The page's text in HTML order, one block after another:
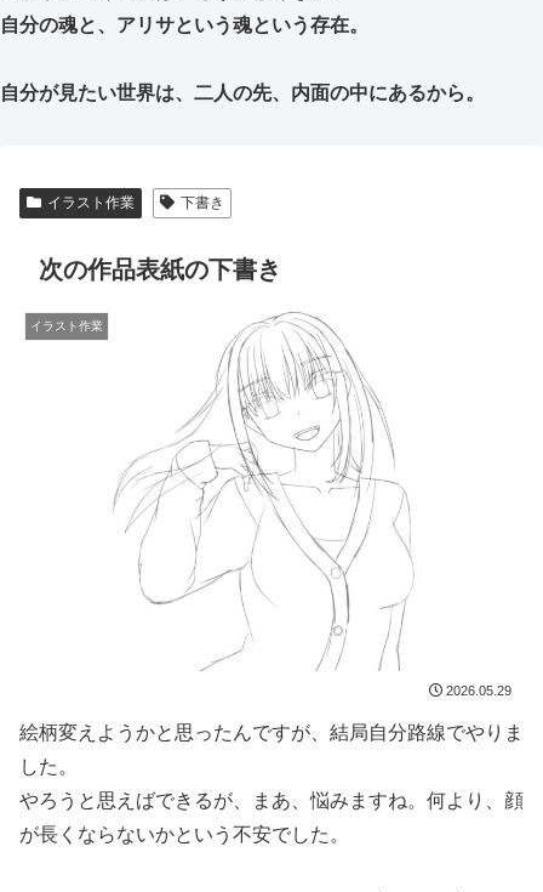
自分の魂と、アリサという魂という存在。
自分が見たい世界は、二人の先、内面の中にあるから。
イラスト作業 下書き
次の作品表紙の下書き
イラスト作業
2026.05.29
絵柄変えようかと思ったんですが、結局自分路線でやりま
した。
やろうと思えばできるが、まあ、悩みますね。何より、顔
が長くならないかという不安でした。